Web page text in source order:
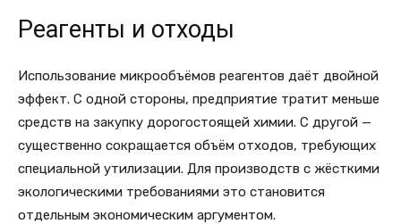
Реагенты и отходы
Использование микрообъёмов реагентов даёт двойной
эффект. С одной стороны, предприятие тратит меньше
средств на закупку дорогостоящей химии. С другой —
существенно сокращается объём отходов, требующих
специальной утилизации. Для производств с жёсткими
экологическими требованиями это становится
отдельным экономическим аргументом.